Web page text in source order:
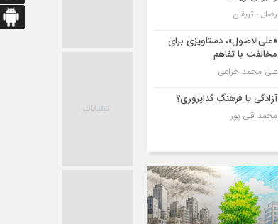
رضایی تربقان
«علی‌الاصول»، دستاویزی برای
مخالفت با تفاهم
علی محمد خزاعی
آزادگی یا فرهنگِ گداپروری؟
محمد قلی پور